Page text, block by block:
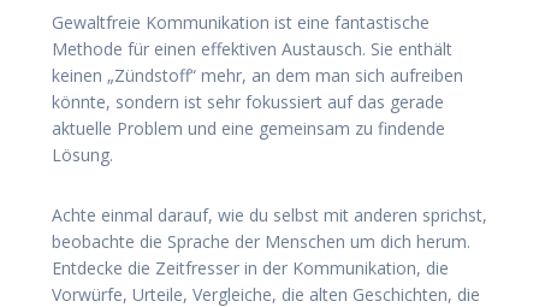
Gewaltfreie Kommunikation ist eine fantastische
Methode für einen effektiven Austausch. Sie enthält
keinen „Zündstoff“ mehr, an dem man sich aufreiben
könnte, sondern ist sehr fokussiert auf das gerade
aktuelle Problem und eine gemeinsam zu findende
Lösung.
Achte einmal darauf, wie du selbst mit anderen sprichst,
beobachte die Sprache der Menschen um dich herum.
Entdecke die Zeitfresser in der Kommunikation, die
Vorwürfe, Urteile, Vergleiche, die alten Geschichten, die